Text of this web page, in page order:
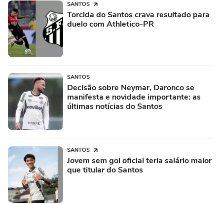
SANTOS
Torcida do Santos crava resultado para
duelo com Athletico-PR
SANTOS
Decisão sobre Neymar, Daronco se
manifesta e novidade importante: as
últimas notícias do Santos
SANTOS
Jovem sem gol oficial teria salário maior
que titular do Santos